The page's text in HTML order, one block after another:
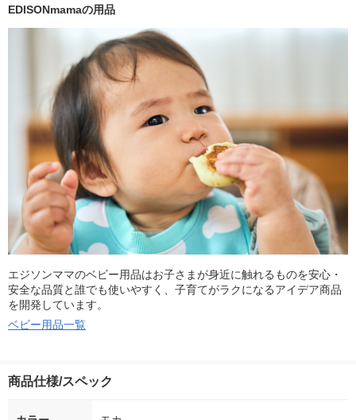
EDISONmamaの用品
エジソンママのベビー用品はお子さまが身近に触れるものを安心・
安全な品質と誰でも使いやすく、子育てがラクになるアイデア商品
を開発しています。
ベビー用品一覧
商品仕様/スペック